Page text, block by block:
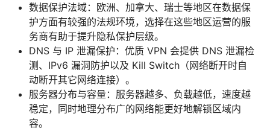
数据保护法域：欧洲、加拿大、瑞士等地区在数据保
护方面有较强的法规环境，选择在这些地区运营的服
务商有助于提升隐私保护层级。
DNS 与 IP 泄漏保护：优质 VPN 会提供 DNS 泄漏检
测、IPv6 漏洞防护以及 Kill Switch（网络断开时自
动断开其它网络连接）。
服务器分布与容量：服务器越多、负载越低，速度越
稳定，同时地理分布广的网络能更好地解锁区域内
容。